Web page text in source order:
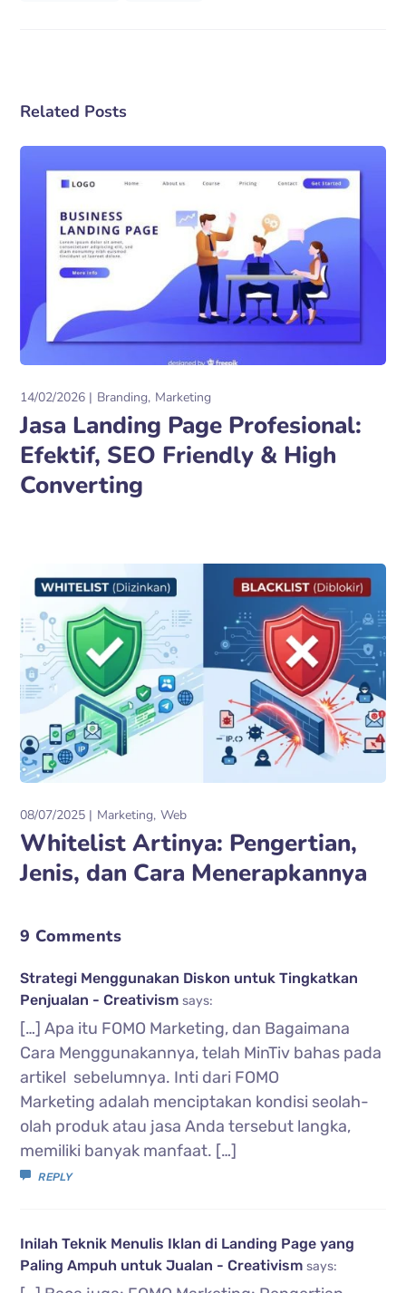
Related Posts
14/02/2026 Branding Marketing
Jasa Landing Page Profesional:
Efektif, SEO Friendly & High
Converting
08/07/2025 Marketing Web
Whitelist Artinya: Pengertian,
Jenis, dan Cara Menerapkannya
9 Comments
Strategi Menggunakan Diskon untuk Tingkatkan
Penjualan - Creativism says:
[…] Apa itu FOMO Marketing, dan Bagaimana
Cara Menggunakannya, telah MinTiv bahas pada
artikel sebelumnya. Inti dari FOMO
Marketing adalah menciptakan kondisi seolah-
olah produk atau jasa Anda tersebut langka,
memiliki banyak manfaat. […]
REPLY
Inilah Teknik Menulis Iklan di Landing Page yang
Paling Ampuh untuk Jualan - Creativism says: